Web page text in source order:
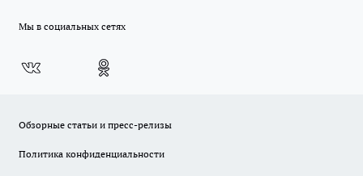
Мы в социальных сетях
Обзорные статьи и пресс-релизы
Политика конфиденциальности